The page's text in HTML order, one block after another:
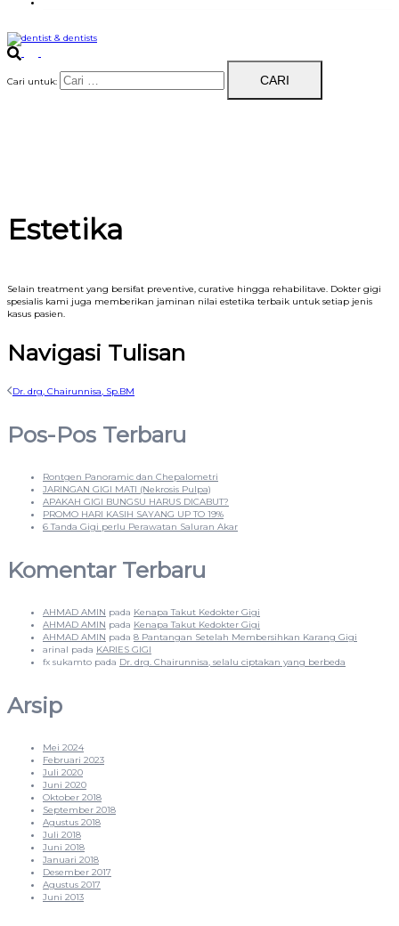
Cari untuk:
Estetika
Selain treatment yang bersifat preventive, curative hingga rehabilitave. Dokter gigi
spesialis kami juga memberikan jaminan nilai estetika terbaik untuk setiap jenis
kasus pasien.
Navigasi Tulisan
Dr. drg, Chairunnisa, Sp.BM
Pos-Pos Terbaru
Rontgen Panoramic dan Chepalometri
JARINGAN GIGI MATI (Nekrosis Pulpa)
APAKAH GIGI BUNGSU HARUS DICABUT?
PROMO HARI KASIH SAYANG UP TO 19%
6 Tanda Gigi perlu Perawatan Saluran Akar
Komentar Terbaru
AHMAD AMIN pada Kenapa Takut Kedokter Gigi
AHMAD AMIN pada Kenapa Takut Kedokter Gigi
AHMAD AMIN pada 8 Pantangan Setelah Membersihkan Karang Gigi
arinal pada KARIES GIGI
fx sukamto pada Dr. drg. Chairunnisa, selalu ciptakan yang berbeda
Arsip
Mei 2024
Februari 2023
Juli 2020
Juni 2020
Oktober 2018
September 2018
Agustus 2018
Juli 2018
Juni 2018
Januari 2018
Desember 2017
Agustus 2017
Juni 2013